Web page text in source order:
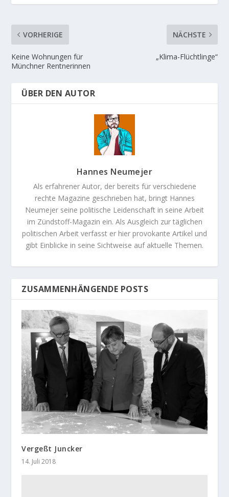
VORHERIGE
Keine Wohnungen für
Münchner Rentnerinnen
NÄCHSTE
„Klima-Flüchtlinge“
ÜBER DEN AUTOR
Hannes Neumejer
Als erfahrener Autor, der bereits für verschiedene
rechte Magazine geschrieben hat, bringt Hannes
Neumejer seine politische Leidenschaft in seine Arbeit
im Zündstoff-Magazin ein. Als Ausgleich zur täglichen
politischen Arbeit verfasst er hier provokante Artikel und
gibt Einblicke in seine Sichtweise auf aktuelle Themen.
ZUSAMMENHÄNGENDE POSTS
Vergeßt Juncker
14. Juli 2018